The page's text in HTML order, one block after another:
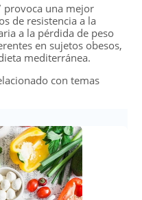
provoca una mejor
de resistencia a la
a la pérdida de peso
en sujetos obesos,
mediterránea.
con temas